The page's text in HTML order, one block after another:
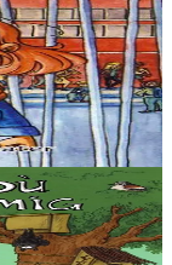
Alors quand
ailleurs… Une